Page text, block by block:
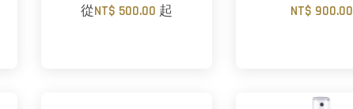
從NT$ 500.00 起
NT$ 900.00